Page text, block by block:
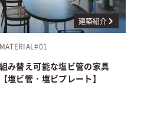
建築紹介
MATERIAL#01
組み替え可能な塩ビ管の家具
【塩ビ管・塩ビプレート】